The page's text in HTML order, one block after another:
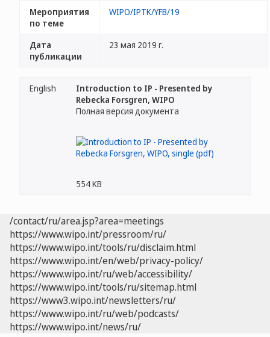
Мероприятия
по теме
WIPO/IPTK/YFB/19
Дата
публикации
23 мая 2019 г.
English
Introduction to IP - Presented by
Rebecka Forsgren, WIPO
Полная версия документа
554 KB
/contact/ru/area.jsp?area=meetings
https://www.wipo.int/pressroom/ru/
https://www.wipo.int/tools/ru/disclaim.html
https://www.wipo.int/en/web/privacy-policy/
https://www.wipo.int/ru/web/accessibility/
https://www.wipo.int/tools/ru/sitemap.html
https://www3.wipo.int/newsletters/ru/
https://www.wipo.int/ru/web/podcasts/
https://www.wipo.int/news/ru/